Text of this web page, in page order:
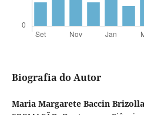
Biografia do Autor
Maria Margarete Baccin